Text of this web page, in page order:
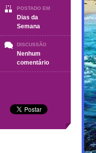
POSTADO EM
Dias da
Semana
DISCUSSÃO
Nenhum
comentárioem
Boa